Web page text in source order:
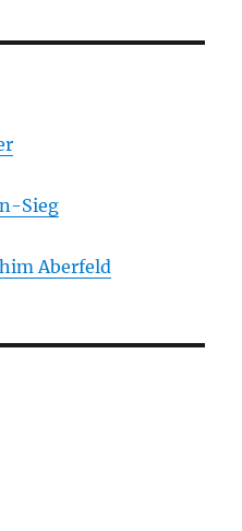
Sieg
Aberfeld